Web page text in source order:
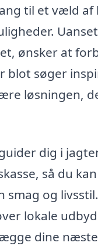
til et væld af
ønsker at
blot søger
løsningen,
dig i
så du
smag og
lokale
dine